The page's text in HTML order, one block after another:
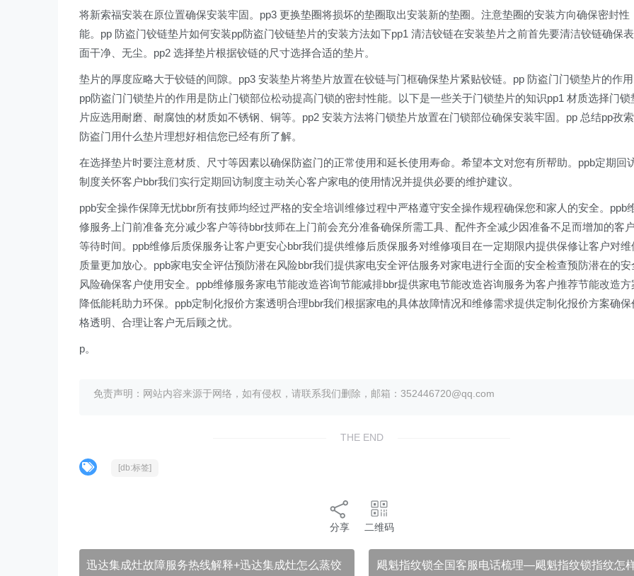
将新索福安装在原位置确保安装牢固。pp3 更换垫圈将损坏的垫圈取出安装新的垫圈。注意垫圈的安装方向确保密封性
能。pp 防盗门铰链垫片如何安装pp防盗门铰链垫片的安装方法如下pp1 清洁铰链在安装垫片之前首先要清洁铰链确保表
面干净、无尘。pp2 选择垫片根据铰链的尺寸选择合适的垫片。
垫片的厚度应略大于铰链的间隙。pp3 安装垫片将垫片放置在铰链与门框确保垫片紧贴铰链。pp 防盗门门锁垫片的作用
pp防盗门门锁垫片的作用是防止门锁部位松动提高门锁的密封性能。以下是一些关于门锁垫片的知识pp1 材质选择门锁
片应选用耐磨、耐腐蚀的材质如不锈钢、铜等。pp2 安装方法将门锁垫片放置在门锁部位确保安装牢固。pp 总结pp孜索
防盗门用什么垫片理想好相信您已经有所了解。
在选择垫片时要注意材质、尺寸等因素以确保防盗门的正常使用和延长使用寿命。希望本文对您有所帮助。ppb定期回
制度关怀客户bbr我们实行定期回访制度主动关心客户家电的使用情况并提供必要的维护建议。
ppb安全操作保障无忧bbr所有技师均经过严格的安全培训维修过程中严格遵守安全操作规程确保您和家人的安全。ppb
修服务上门前准备充分减少客户等待bbr技师在上门前会充分准备确保所需工具、配件齐全减少因准备不足而增加的客户
等待时间。ppb维修后质保服务让客户更安心bbr我们提供维修后质保服务对维修项目在一定期限内提供保修让客户对维
质量更加放心。ppb家电安全评估预防潜在风险bbr我们提供家电安全评估服务对家电进行全面的安全检查预防潜在的安
风险确保客户使用安全。ppb维修服务家电节能改造咨询节能减排bbr提供家电节能改造咨询服务为客户推荐节能改造方
降低能耗助力环保。ppb定制化报价方案透明合理bbr我们根据家电的具体故障情况和维修需求提供定制化报价方案确保
格透明、合理让客户无后顾之忧。
p。
免责声明：网站内容来源于网络，如有侵权，请联系我们删除，邮箱：352446720@qq.com
THE END
[db:标签]
分享 二维码
迅达集成灶故障服务热线解释+迅达集成灶怎么蒸饺
飓魁指纹锁全国客服电话梳理—飓魁指纹锁指纹怎